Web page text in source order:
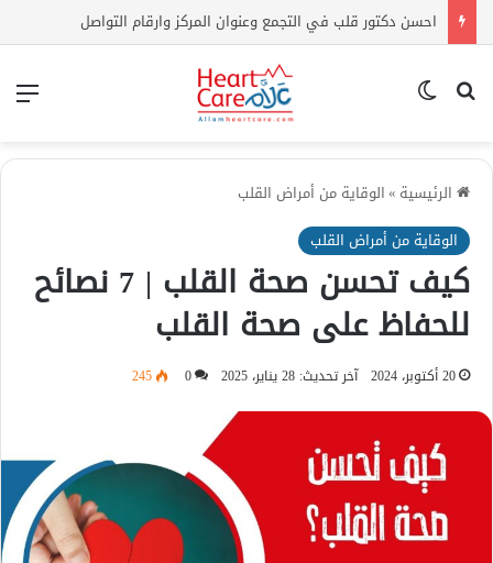
بحث عن
الرئيسية »الوقاية من أمراض القلب
الوقاية من أمراض القلب
كيف تحسن صحة القلب | 7 نصائح
للحفاظ على صحة القلب
20 أكتوبر، 2024 آخر تحديث: 28 يناير، 2025 0
245